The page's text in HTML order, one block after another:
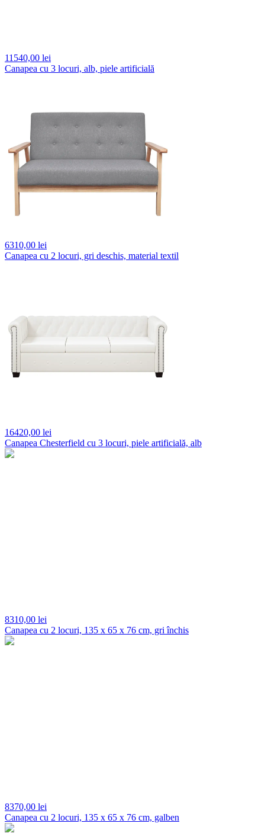
11540,00 lei
Canapea cu 3 locuri, alb, piele artificială
6310,00 lei
Canapea cu 2 locuri, gri deschis, material textil
16420,00 lei
Canapea Chesterfield cu 3 locuri, piele artificială, alb
8310,00 lei
Canapea cu 2 locuri, 135 x 65 x 76 cm, gri închis
8370,00 lei
Canapea cu 2 locuri, 135 x 65 x 76 cm, galben